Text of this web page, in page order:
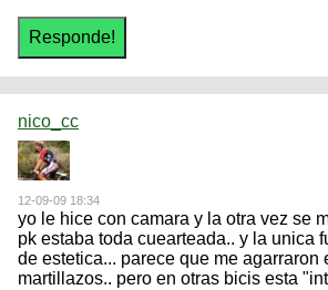
nico_cc
12-09-09 18:34
yo le hice con camara y la otra vez se
pk estaba toda cuearteada.. y la unica
de estetica... parece que me agarraron
martillazos.. pero en otras bicis esta